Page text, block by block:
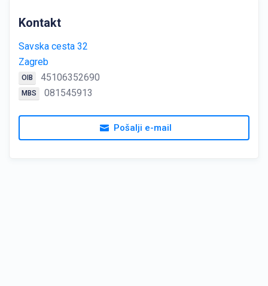
Kontakt
Savska cesta 32
Zagreb
OIB 45106352690
MBS 081545913
Pošalji e-mail